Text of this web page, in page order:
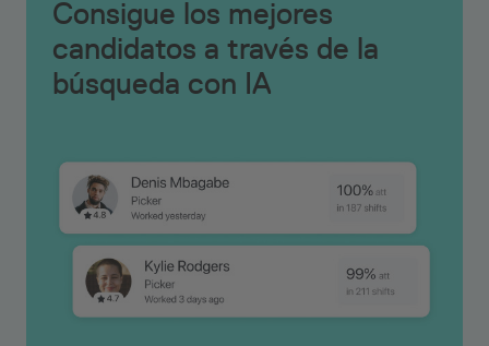
Consigue los mejores
candidatos a través de la
búsqueda con IA